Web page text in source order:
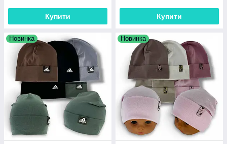
Купити Купити
Новинка Новинка